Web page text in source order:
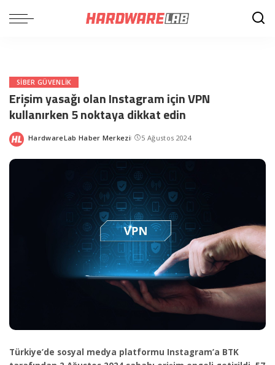
SIBER GÜVENLIK
Erişim yasağı olan Instagram için VPN
kullanırken 5 noktaya dikkat edin
Posted
HardwareLab Haber Merkezi 5 Ağustos 2024
Türkiye’de sosyal medya platformu Instagram’a BTK